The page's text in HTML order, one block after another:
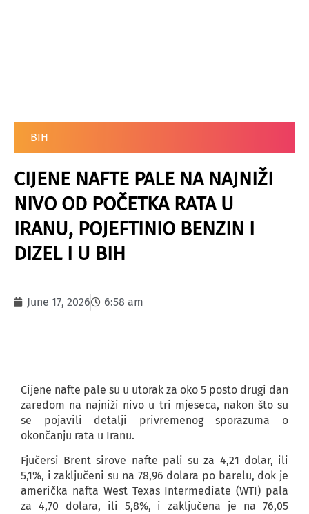
BIH
CIJENE NAFTE PALE NA NAJNIŽI
NIVO OD POČETKA RATA U
IRANU, POJEFTINIO BENZIN I
DIZEL I U BIH
June 17, 2026 6:58 am
Cijene nafte pale su u utorak za oko 5 posto drugi dan
zaredom na najniži nivo u tri mjeseca, nakon što su
se pojavili detalji privremenog sporazuma o
okončanju rata u Iranu.
Fjučersi Brent sirove nafte pali su za 4,21 dolar, ili
5,1%, i zaključeni su na 78,96 dolara po barelu, dok je
američka nafta West Texas Intermediate (WTI) pala
za 4,70 dolara, ili 5,8%, i zaključena je na 76,05